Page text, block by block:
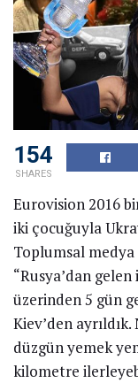
154
SHARES
Eurovision 2016
iki çocuğuyla
Toplumsal medya
“Rusya’dan gelen
üzerinden 5 gün
Kiev’den
düzgün yemek
kilometre